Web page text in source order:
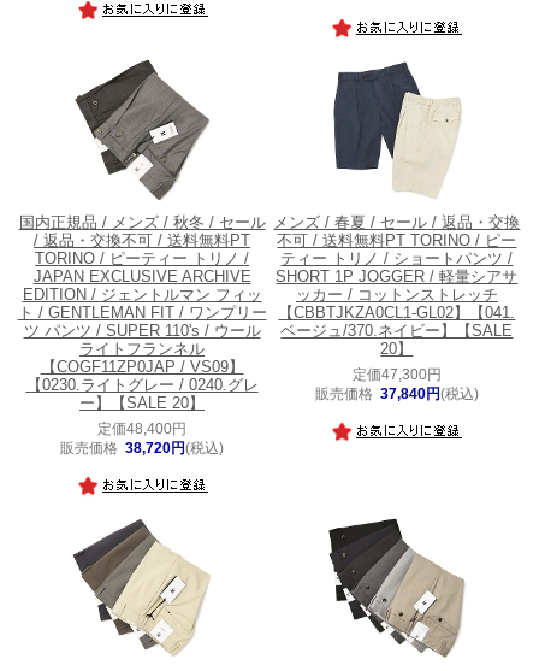
国内正規品 / メンズ / 秋冬 / セール
/ 返品・交換不可 / 送料無料PT
TORINO / ピーティー トリノ /
JAPAN EXCLUSIVE ARCHIVE
EDITION / ジェントルマン フィッ
ト / GENTLEMAN FIT / ワンプリー
ツ パンツ / SUPER 110's / ウール
ライトフランネル
【COGF11ZP0JAP / VS09】
【0230.ライトグレー / 0240.グレ
ー】【SALE 20】
定価48,400円
販売価格 38,720円(税込)
メンズ / 春夏 / セール / 返品・交換
不可 / 送料無料PT TORINO / ピー
ティー トリノ / ショートパンツ /
SHORT 1P JOGGER / 軽量シアサ
ッカー / コットンストレッチ
【CBBTJKZA0CL1-GL02】【041.
ベージュ/370.ネイビー】【SALE
20】
定価47,300円
販売価格 37,840円(税込)